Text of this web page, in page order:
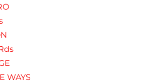
WAYS